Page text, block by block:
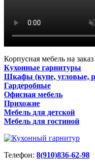
Корпусная мебель на
Кухонные гарнитуры
Шкафы (купе, угловые,
Гардеробные
Офисная мебель
Прихожие
Мебель для детской
Мебель для гостиной
Телефон: 8(910)836-62-98